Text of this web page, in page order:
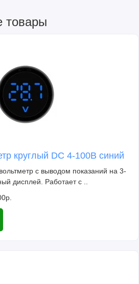
товары
круглый DC 4-100В синий
с выводом показаний на 3-
дисплей. Работает с ..